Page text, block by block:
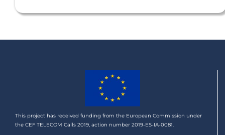
This project has received funding from the European Commission under
the CEF TELECOM Calls 2019, action number 2019-ES-IA-0081.